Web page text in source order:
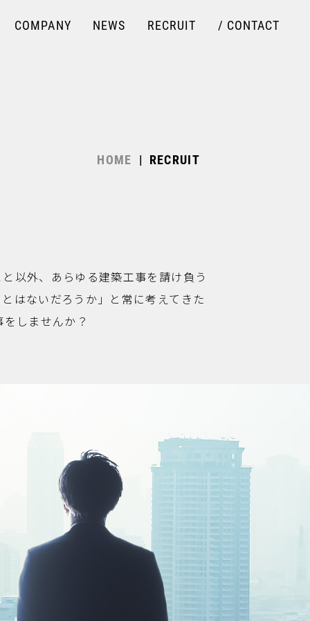
COMPANY NEWS RECRUIT / CONTACT
HOME RECRUIT
以外、あらゆる建築工事を請け負う
はないだろうか」と常に考えてきた
しませんか？